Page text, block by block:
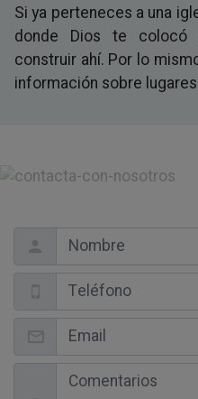
Si ya perteneces a una
donde Dios te colocó
construir ahí. Por lo
información sobre